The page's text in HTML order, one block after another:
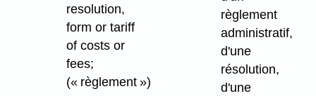
resolution,
form or tariff
of costs or
fees;
(« règlement »)
règlement
administratif,
d'une
résolution,
d'une